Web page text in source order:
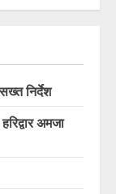
निर्देश
अमजा